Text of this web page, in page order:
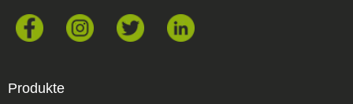
Produkte